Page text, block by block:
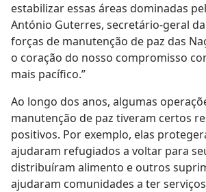
estabilizar essas áreas dominadas
António Guterres, secretário-geral da
forças de manutenção de paz das
o coração do nosso compromisso
mais pacífico.”
Ao longo dos anos, algumas
manutenção de paz tiveram certos
positivos. Por exemplo, elas
ajudaram refugiados a voltar para
distribuíram alimento e outros
ajudaram comunidades a ter